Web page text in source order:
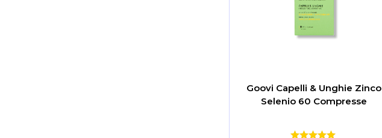
Goovi Capelli & Unghie Zinco
Selenio 60 Compresse